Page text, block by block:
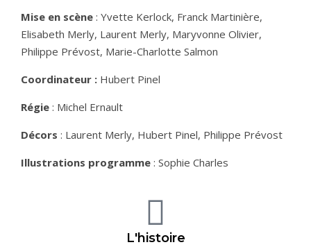
Mise en scène : Yvette Kerlock, Franck Martinière,
Elisabeth Merly, Laurent Merly, Maryvonne Olivier,
Philippe Prévost, Marie-Charlotte Salmon
Coordinateur : Hubert Pinel
Régie : Michel Ernault
Décors : Laurent Merly, Hubert Pinel, Philippe Prévost
Illustrations programme : Sophie Charles
L'histoire